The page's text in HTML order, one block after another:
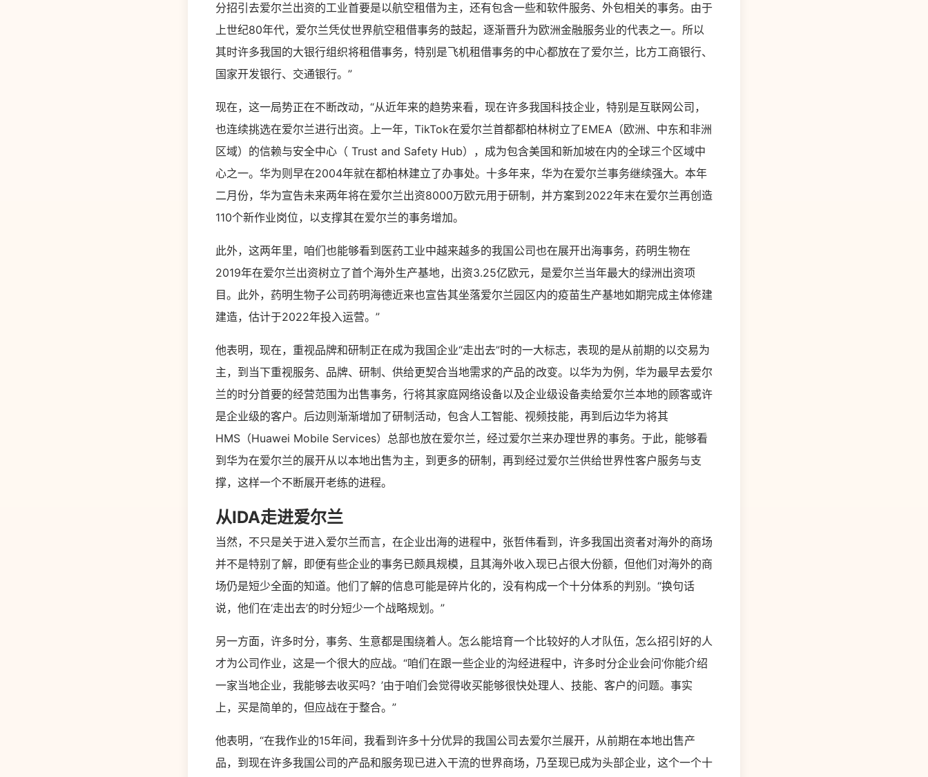
分招引去爱尔兰出资的工业首要是以航空租借为主，还有包含一些和软件服务、外包相关的事务。由于
上世纪80年代，爱尔兰凭仗世界航空租借事务的鼓起，逐渐晋升为欧洲金融服务业的代表之一。所以
其时许多我国的大银行组织将租借事务，特别是飞机租借事务的中心都放在了爱尔兰，比方工商银行、
国家开发银行、交通银行。”
现在，这一局势正在不断改动，“从近年来的趋势来看，现在许多我国科技企业，特别是互联网公司，
也连续挑选在爱尔兰进行出资。上一年，TikTok在爱尔兰首都都柏林树立了EMEA（欧洲、中东和非洲
区域）的信赖与安全中心（ Trust and Safety Hub），成为包含美国和新加坡在内的全球三个区域中
心之一。华为则早在2004年就在都柏林建立了办事处。十多年来，华为在爱尔兰事务继续强大。本年
二月份，华为宣告未来两年将在爱尔兰出资8000万欧元用于研制，并方案到2022年末在爱尔兰再创造
110个新作业岗位，以支撑其在爱尔兰的事务增加。
此外，这两年里，咱们也能够看到医药工业中越来越多的我国公司也在展开出海事务，药明生物在
2019年在爱尔兰出资树立了首个海外生产基地，出资3.25亿欧元，是爱尔兰当年最大的绿洲出资项
目。此外，药明生物子公司药明海德近来也宣告其坐落爱尔兰园区内的疫苗生产基地如期完成主体修建
建造，估计于2022年投入运营。”
他表明，现在，重视品牌和研制正在成为我国企业“走出去”时的一大标志，表现的是从前期的以交易为
主，到当下重视服务、品牌、研制、供给更契合当地需求的产品的改变。以华为为例，华为最早去爱尔
兰的时分首要的经营范围为出售事务，行将其家庭网络设备以及企业级设备卖给爱尔兰本地的顾客或许
是企业级的客户。后边则渐渐增加了研制活动，包含人工智能、视频技能，再到后边华为将其
HMS（Huawei Mobile Services）总部也放在爱尔兰，经过爱尔兰来办理世界的事务。于此，能够看
到华为在爱尔兰的展开从以本地出售为主，到更多的研制，再到经过爱尔兰供给世界性客户服务与支
撑，这样一个不断展开老练的进程。
从IDA走进爱尔兰
当然，不只是关于进入爱尔兰而言，在企业出海的进程中，张哲伟看到，许多我国出资者对海外的商场
并不是特别了解，即便有些企业的事务已颇具规模，且其海外收入现已占很大份额，但他们对海外的商
场仍是短少全面的知道。他们了解的信息可能是碎片化的，没有构成一个十分体系的判别。“换句话
说，他们在‘走出去’的时分短少一个战略规划。”
另一方面，许多时分，事务、生意都是围绕着人。怎么能培育一个比较好的人才队伍，怎么招引好的人
才为公司作业，这是一个很大的应战。“咱们在跟一些企业的沟经进程中，许多时分企业会问‘你能介绍
一家当地企业，我能够去收买吗？’由于咱们会觉得收买能够很快处理人、技能、客户的问题。事实
上，买是简单的，但应战在于整合。”
他表明，“在我作业的15年间，我看到许多十分优异的我国公司去爱尔兰展开，从前期在本地出售产
品，到现在许多我国公司的产品和服务现已进入干流的世界商场，乃至现已成为头部企业，这个一个十